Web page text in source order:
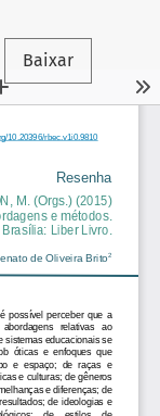
Baixar